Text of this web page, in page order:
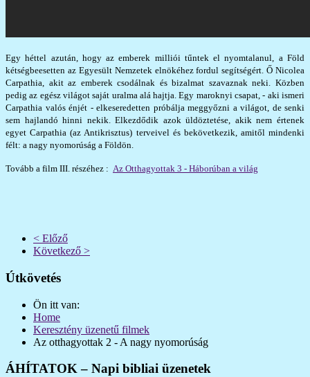
Egy héttel azután, hogy az emberek milliói tűntek el nyomtalanul, a Föld
kétségbeesetten az Egyesült Nemzetek elnökéhez fordul segítségért. Ő Nicolea
Carpathia, akit az emberek csodálnak és bizalmat szavaznak neki. Közben
pedig az egész világot saját uralma alá hajtja. Egy maroknyi csapat, - aki ismeri
Carpathia valós énjét - elkeseredetten próbálja meggyőzni a világot, de senki
sem hajlandó hinni nekik. Elkezdődik azok üldöztetése, akik nem értenek
egyet Carpathia (az Antikrisztus) terveivel és bekövetkezik, amitől mindenki
félt: a nagy nyomorúság a Földön.
Tovább a film III. részéhez : Az Otthagyottak 3 - Háborúban a világ
< Előző
Következő >
Útkövetés
Ön itt van:
Home
Keresztény üzenetű filmek
Az otthagyottak 2 - A nagy nyomorúság
ÁHÍTATOK – Napi bibliai üzenetek